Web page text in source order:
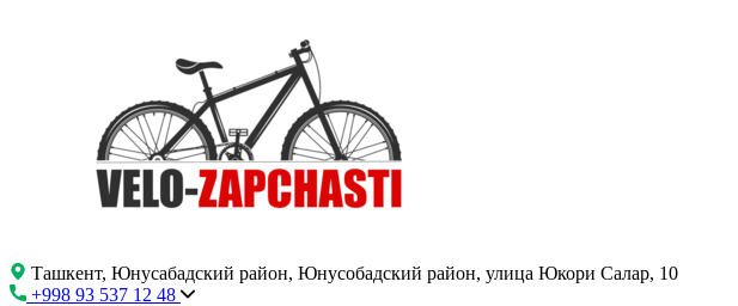
Ташкент, Юнусабадский район, Юнусобадский район, улица Юкори Салар, 10
+998 93 537 12 48